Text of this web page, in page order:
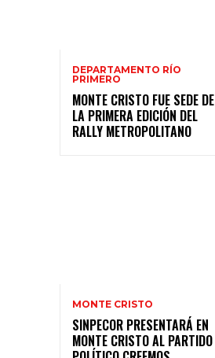
DEPARTAMENTO RÍO
PRIMERO
MONTE CRISTO FUE SEDE DE
LA PRIMERA EDICIÓN DEL
RALLY METROPOLITANO
MONTE CRISTO
SINPECOR PRESENTARÁ EN
MONTE CRISTO AL PARTIDO